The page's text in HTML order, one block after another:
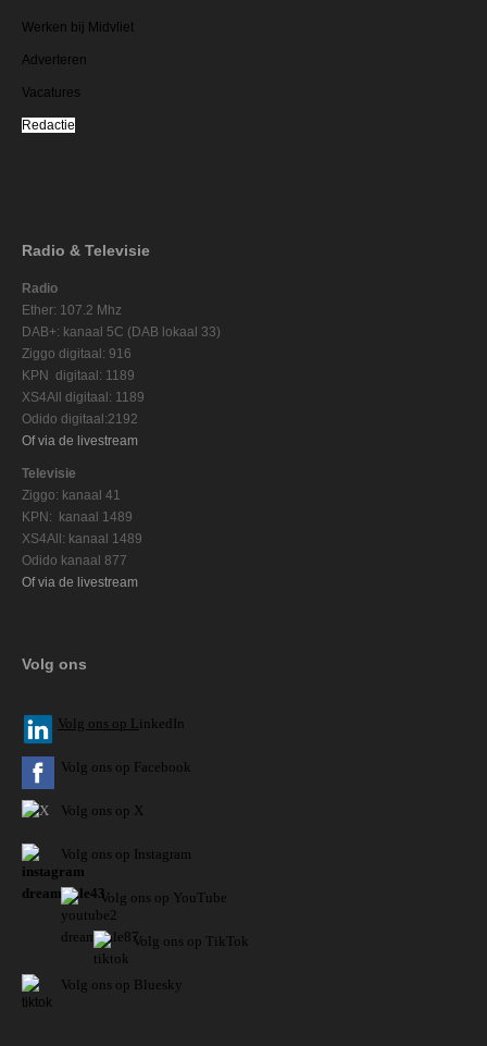
Werken bij Midvliet
Adverteren
Vacatures
Redactie
Radio & Televisie
Radio
Ether: 107.2 Mhz
DAB+: kanaal 5C (DAB lokaal 33)
Ziggo digitaal: 916
KPN digitaal: 1189
XS4All digitaal: 1189
Odido digitaal:2192
Of via de livestream
Televisie
Ziggo: kanaal 41
KPN: kanaal 1489
XS4All: kanaal 1489
Odido kanaal 877
Of via de livestream
Volg ons
Volg ons op L inkedIn
Volg ons op Facebook
Volg ons op X
Volg ons op Instagram
Volg ons op YouTube
Volg ons op TikTok
Volg ons op Bluesky